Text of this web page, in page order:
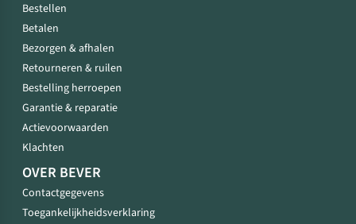
Bestellen
Betalen
Bezorgen & afhalen
Retourneren & ruilen
Bestelling herroepen
Garantie & reparatie
Actievoorwaarden
Klachten
OVER BEVER
Contactgegevens
Toegankelijkheidsverklaring